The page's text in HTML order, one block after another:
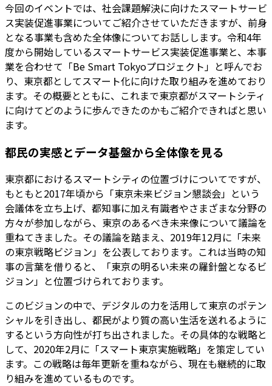
今回のイベントでは、社会課題解決に向けたスマートサービ
ス実装促進事業についてご紹介させていただきますが、前身
となる事業も含めた全体像についてお話しします。令和4年
度から開始しているスマートサービス実装促進事業と、本事
業を合わせて「Be Smart Tokyoプロジェクト」と呼んでお
り、東京都としてスマート化に向けた取り組みを進めており
ます。その概要とともに、これまで東京都がスマートシティ
に向けてどのように歩んできたのかもご紹介できればと思い
ます。
都民の実感とデータ基盤から全体像を見る
東京都におけるスマートシティの位置づけについてですが、
もともと2017年頃から「東京未来ビジョン懇談会」という
会議体を立ち上げ、都知事に加え有識者やさまざまな分野の
方々が参加しながら、東京のあるべき未来像について議論を
重ねてきました。その議論を踏まえ、2019年12月に「未来
の東京戦略ビジョン」を公表しております。これは当時の知
事の言葉を借りると、「東京の明るい未来の羅針盤となるビ
ジョン」と位置づけられております。
このビジョンの中で、デジタルの力を活用して東京のポテン
シャルを引き出し、都民がより質の高い生活を送れるように
するという方向性が打ち出されました。その具体的な戦略と
して、2020年2月に「スマート東京実施戦略」を策定してい
ます。この戦略は毎年更新を重ねながら、現在も継続的に取
り組みを進めているものです。